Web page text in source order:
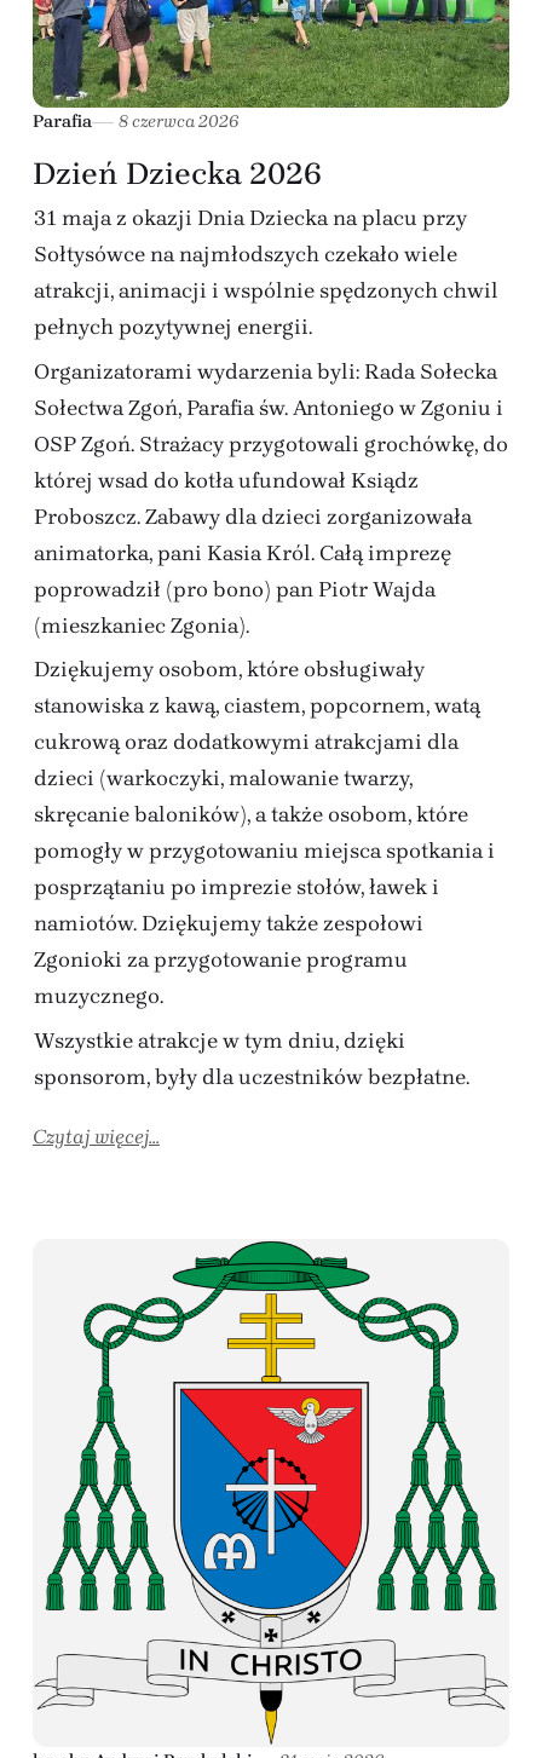
Parafia 8 czerwca 2026
Dzień Dziecka 2026
31 maja z okazji Dnia Dziecka na placu przy
Sołtysówce na najmłodszych czekało wiele
atrakcji, animacji i wspólnie spędzonych chwil
pełnych pozytywnej energii.
Organizatorami wydarzenia byli: Rada Sołecka
Sołectwa Zgoń, Parafia św. Antoniego w Zgoniu i
OSP Zgoń. Strażacy przygotowali grochówkę, do
której wsad do kotła ufundował Ksiądz
Proboszcz. Zabawy dla dzieci zorganizowała
animatorka, pani Kasia Król. Całą imprezę
poprowadził (pro bono) pan Piotr Wajda
(mieszkaniec Zgonia).
Dziękujemy osobom, które obsługiwały
stanowiska z kawą, ciastem, popcornem, watą
cukrową oraz dodatkowymi atrakcjami dla
dzieci (warkoczyki, malowanie twarzy,
skręcanie baloników), a także osobom, które
pomogły w przygotowaniu miejsca spotkania i
posprzątaniu po imprezie stołów, ławek i
namiotów. Dziękujemy także zespołowi
Zgonioki za przygotowanie programu
muzycznego.
Wszystkie atrakcje w tym dniu, dzięki
sponsorom, były dla uczestników bezpłatne.
Czytaj więcej...